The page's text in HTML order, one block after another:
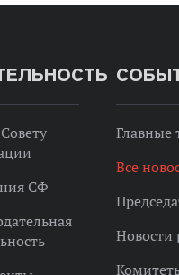
СФ
Главные
Все
Новости